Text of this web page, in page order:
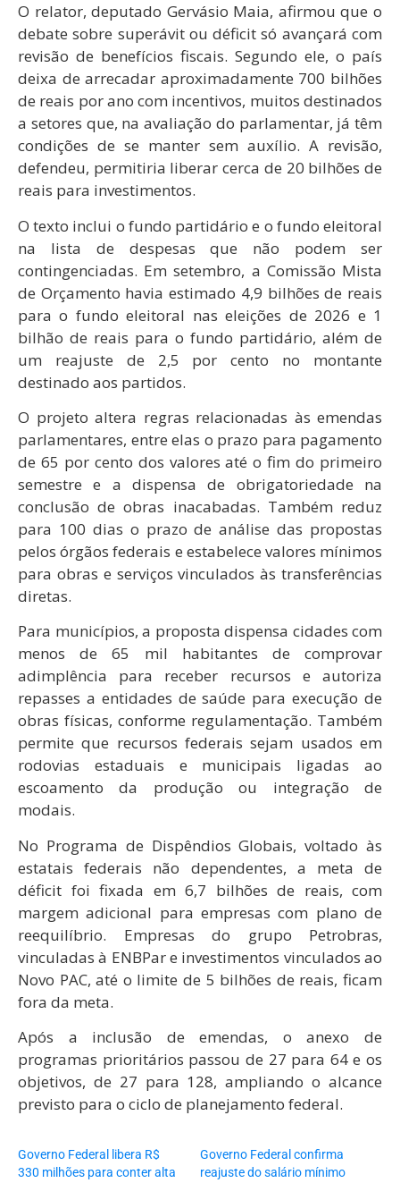
O relator, deputado Gervásio Maia, afirmou que o
debate sobre superávit ou déficit só avançará com
revisão de benefícios fiscais. Segundo ele, o país
deixa de arrecadar aproximadamente 700 bilhões
de reais por ano com incentivos, muitos destinados
a setores que, na avaliação do parlamentar, já têm
condições de se manter sem auxílio. A revisão,
defendeu, permitiria liberar cerca de 20 bilhões de
reais para investimentos.
O texto inclui o fundo partidário e o fundo eleitoral
na lista de despesas que não podem ser
contingenciadas. Em setembro, a Comissão Mista
de Orçamento havia estimado 4,9 bilhões de reais
para o fundo eleitoral nas eleições de 2026 e 1
bilhão de reais para o fundo partidário, além de
um reajuste de 2,5 por cento no montante
destinado aos partidos.
O projeto altera regras relacionadas às emendas
parlamentares, entre elas o prazo para pagamento
de 65 por cento dos valores até o fim do primeiro
semestre e a dispensa de obrigatoriedade na
conclusão de obras inacabadas. Também reduz
para 100 dias o prazo de análise das propostas
pelos órgãos federais e estabelece valores mínimos
para obras e serviços vinculados às transferências
diretas.
Para municípios, a proposta dispensa cidades com
menos de 65 mil habitantes de comprovar
adimplência para receber recursos e autoriza
repasses a entidades de saúde para execução de
obras físicas, conforme regulamentação. Também
permite que recursos federais sejam usados em
rodovias estaduais e municipais ligadas ao
escoamento da produção ou integração de
modais.
No Programa de Dispêndios Globais, voltado às
estatais federais não dependentes, a meta de
déficit foi fixada em 6,7 bilhões de reais, com
margem adicional para empresas com plano de
reequilíbrio. Empresas do grupo Petrobras,
vinculadas à ENBPar e investimentos vinculados ao
Novo PAC, até o limite de 5 bilhões de reais, ficam
fora da meta.
Após a inclusão de emendas, o anexo de
programas prioritários passou de 27 para 64 e os
objetivos, de 27 para 128, ampliando o alcance
previsto para o ciclo de planejamento federal.
Governo Federal libera R$
330 milhões para conter alta
Governo Federal confirma
reajuste do salário mínimo